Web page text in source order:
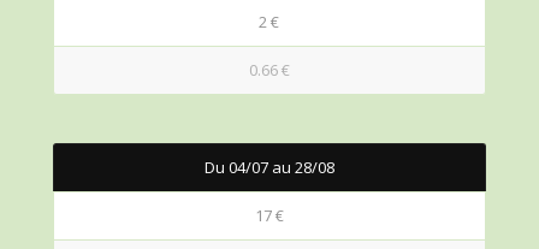
2 €
0.66 €
Du 04/07 au 28/08
17 €